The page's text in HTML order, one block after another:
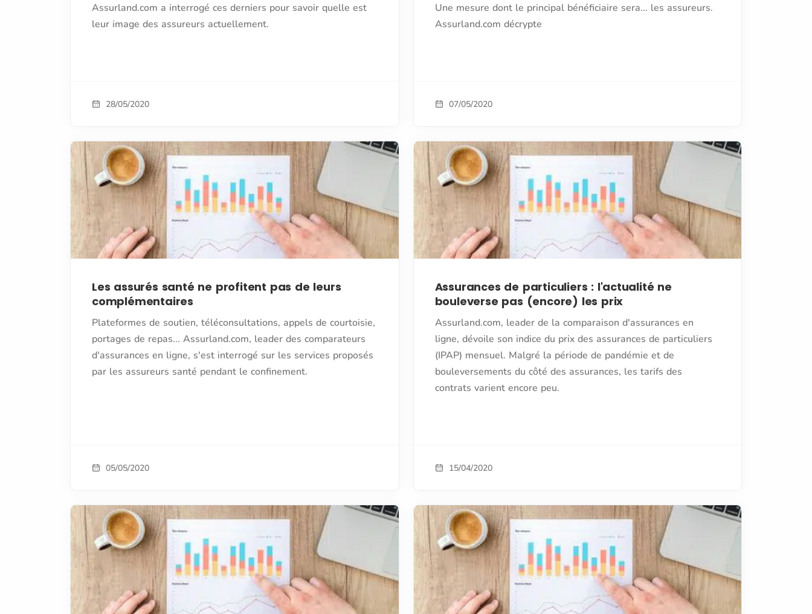
Assurland.com a interrogé ces derniers pour savoir quelle est
leur image des assureurs actuellement.
28/05/2020
Une mesure dont le principal bénéficiaire sera... les assureurs.
Assurland.com décrypte
07/05/2020
Les assurés santé ne profitent pas de leurs
complémentaires
Plateformes de soutien, téléconsultations, appels de courtoisie,
portages de repas... Assurland.com, leader des comparateurs
d'assurances en ligne, s'est interrogé sur les services proposés
par les assureurs santé pendant le confinement.
05/05/2020
Assurances de particuliers : l'actualité ne
bouleverse pas (encore) les prix
Assurland.com, leader de la comparaison d'assurances en
ligne, dévoile son indice du prix des assurances de particuliers
(IPAP) mensuel. Malgré la période de pandémie et de
bouleversements du côté des assurances, les tarifs des
contrats varient encore peu.
15/04/2020